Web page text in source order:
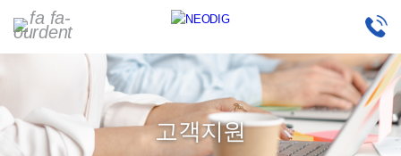
고객지원